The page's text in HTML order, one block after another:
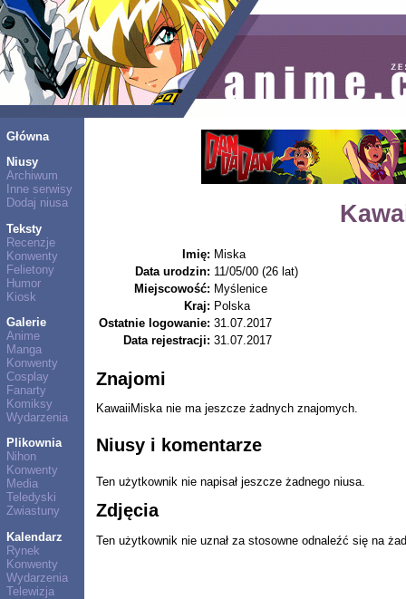
Główna
Niusy
Archiwum
Inne serwisy
Dodaj niusa
Teksty
Recenzje
Konwenty
Felietony
Humor
Kiosk
Galerie
Anime
Manga
Konwenty
Cosplay
Fanarty
Komiksy
Wydarzenia
Plikownia
Nihon
Konwenty
Media
Teledyski
Zwiastuny
Kalendarz
Rynek
Konwenty
Wydarzenia
Telewizja
Imię: Miska
Data urodzin: 11/05/00 (26 lat)
Miejscowość: Myślenice
Kraj: Polska
Ostatnie logowanie: 31.07.2017
Data rejestracji: 31.07.2017
Znajomi
KawaiiMiska nie ma jeszcze żadnych znajomych.
Niusy i komentarze
Ten użytkownik nie napisał jeszcze żadnego niusa.
Zdjęcia
Ten użytkownik nie uznał za stosowne odnaleźć się na